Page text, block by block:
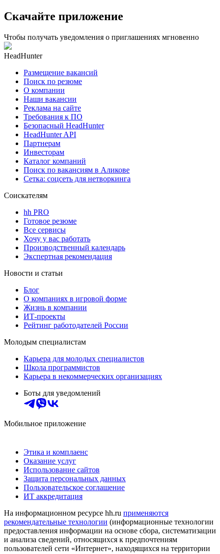
Скачайте приложение
Чтобы получать уведомления о приглашениях мгновенно
HeadHunter
Размещение вакансий
Поиск по резюме
О компании
Наши вакансии
Реклама на сайте
Требования к ПО
Безопасный HeadHunter
HeadHunter API
Партнерам
Инвесторам
Каталог компаний
Поиск по вакансиям в Аликове
Сетка: соцсеть для нетворкинга
Соискателям
hh PRO
Готовое резюме
Все сервисы
Хочу у вас работать
Производственный календарь
Экспертная рекомендация
Новости и статьи
Блог
О компаниях в игровой форме
Жизнь в компании
ИТ-проекты
Рейтинг работодателей России
Молодым специалистам
Карьера для молодых специалистов
Школа программистов
Карьера в некоммерческих организациях
Боты для уведомлений
Мобильное приложение
Этика и комплаенс
Оказание услуг
Использование сайтов
Защита персональных данных
Пользовательское соглашение
ИТ аккредитация
На информационном ресурсе hh.ru применяются
рекомендательные технологии (информационные технологии
предоставления информации на основе сбора, систематизации
и анализа сведений, относящихся к предпочтениям
пользователей сети «Интернет», находящихся на территории